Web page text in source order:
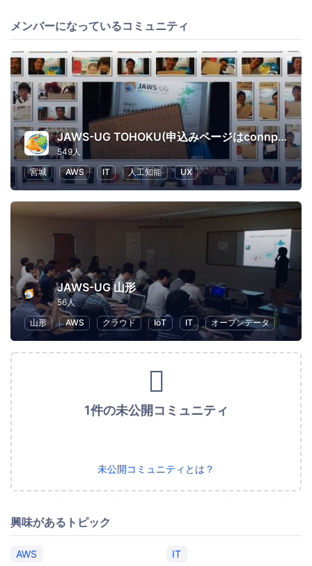
メンバーになっているコミュニティ
JAWS-UG TOHOKU(申込みページはconnpassに移行しました)
549人
宮城
AWS IT 人工知能 UX
JAWS-UG 山形
56人
山形
AWS クラウド IoT IT オープンデータ
1件の未公開コミュニティ
未公開コミュニティとは？
興味があるトピック
AWS
IT